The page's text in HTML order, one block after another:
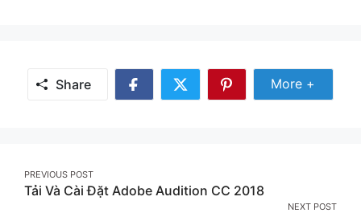
Share
Share
Share
Share
More +
Post
navigation
PREVIOUS POST
Tải Và Cài Đặt Adobe Audition CC 2018
NEXT POST